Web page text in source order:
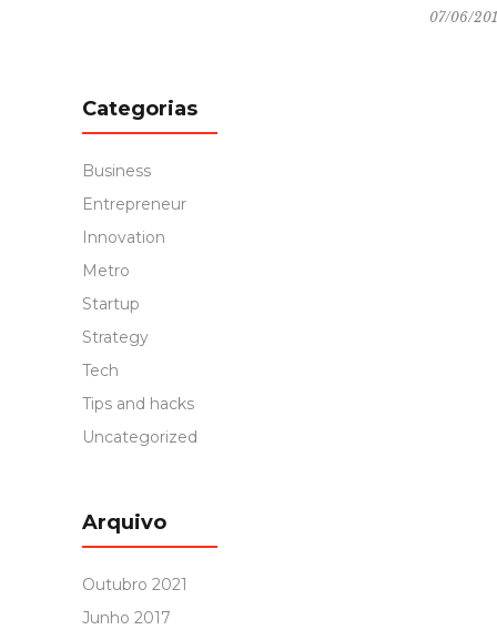
07/06/
Categorias
Business
Entrepreneur
Innovation
Metro
Startup
Strategy
Tech
Tips and hacks
Uncategorized
Arquivo
Outubro 2021
Junho 2017